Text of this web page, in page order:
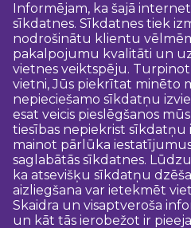
Informējam, ka šajā
sīkdatnes. Sīkdatnes tiek
nodrošinātu klientu
pakalpojumu kvalitāti un
vietnes veiktspēju.
vietni, Jūs piekrītat minēto
nepieciešamo sīkdatņu
esat veicis pieslēgšanos
tiesības nepiekrist sīkdatņu
mainot pārlūka
saglabātās sīkdatnes.
ka atsevišķu sīkdatņu
aizliegšana var ietekmēt
Skaidra un visaptveroša
un kāt tās ierobežot ir